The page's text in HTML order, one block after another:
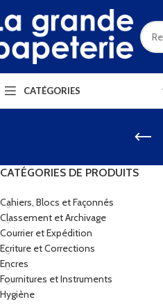
CATÉGORIES
CATÉGORIES DE PRODUITS
Cahiers, Blocs et Façonnés
Classement et Archivage
Courrier et Expédition
Ecriture et Corrections
Encres
Fournitures et Instruments
Hygiène